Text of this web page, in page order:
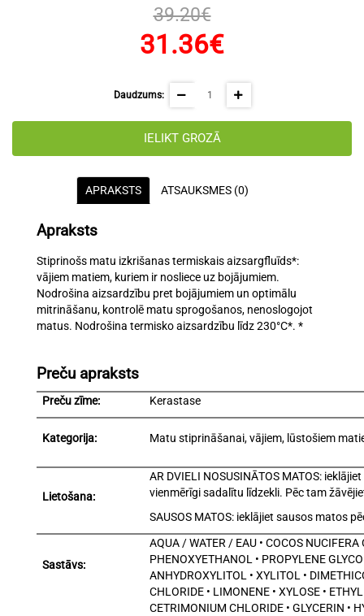
39.20€
31.36€
Daudzums:
IELIKT GROZĀ
APRAKSTS ATSAUKSMES (0)
Apraksts
Stiprinošs matu izkrišanas termiskais aizsargfluīds*:
vājiem matiem, kuriem ir nosliece uz bojājumiem.
Nodrošina aizsardzību pret bojājumiem un optimālu
mitrināšanu, kontrolē matu sprogošanos, nenoslogojot
matus. Nodrošina termisko aizsardzību līdz 230°C*. *
Preču apraksts
Preču zīme: Kerastase
Kategorija: Matu stiprināšanai, vājiem, lūstošiem
Lietošana:
AR DVIELI NOSUSINĀTOS MATOS:
vienmērīgi sadalītu līdzekli. Pēc tam
SAUSOS MATOS: ieklājiet sausos matos
Sastāvs:
AQUA / WATER / EAU • COCOS
PHENOXYETHANOL • PROPYLENE
ANHYDROXYLITOL • XYLITOL •
CHLORIDE • LIMONENE • XYLOSE •
CETRIMONIUM CHLORIDE • GLYCERIN •